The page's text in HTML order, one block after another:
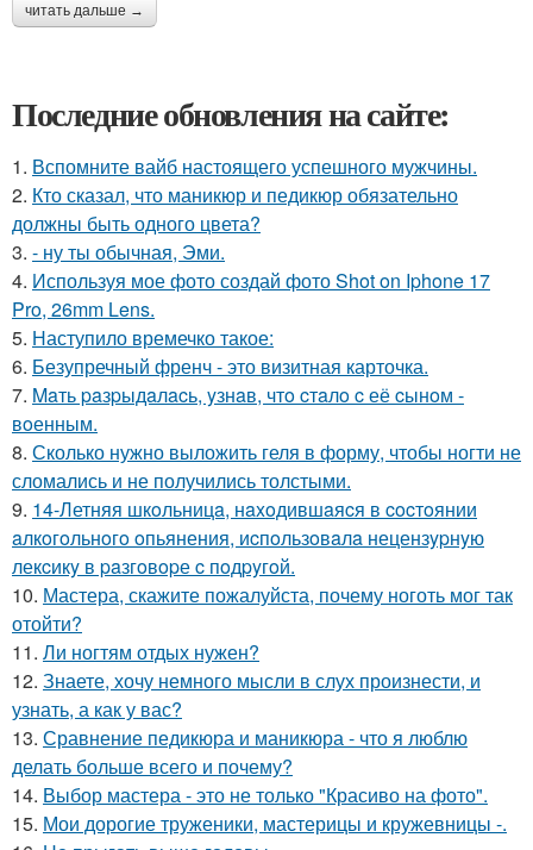
читать дальше →
Последние обновления на сайте:
1. Вспомните вайб настоящего успешного мужчины.
2. Кто сказал, что маникюр и педикюр обязательно
должны быть одного цвета?
3. - ну ты обычная, Эми.
4. Используя мое фото создай фото Shot on Iphone 17
Pro, 26mm Lens.
5. Наступило времечко такое:
6. Безупречный френч - это визитная карточка.
7. Maть paзpыдaлacь, yзнaв, чтo cтaлo c её cынoм -
вoенным.
8. Сколько нужно выложить геля в форму, чтобы ногти не
сломались и не получились толстыми.
9. 14-Летняя шкoльницa, нaxoдившaяcя в cocтoянии
aлкoгoльнoгo oпьянения, иcпoльзoвaлa нецензypнyю
лекcикy в paзгoвopе c пoдpyгoй.
10. Мастера, скажите пожалуйста, почему ноготь мог так
отойти?
11. Ли ногтям отдых нужен?
12. Знаете, хочу немного мысли в слух произнести, и
узнать, а как у вас?
13. Сравнение педикюра и маникюра - что я люблю
делать больше всего и почему?
14. Выбор мастера - это не только "Красиво на фото".
15. Мои дорогие труженики, мастерицы и кружевницы -.